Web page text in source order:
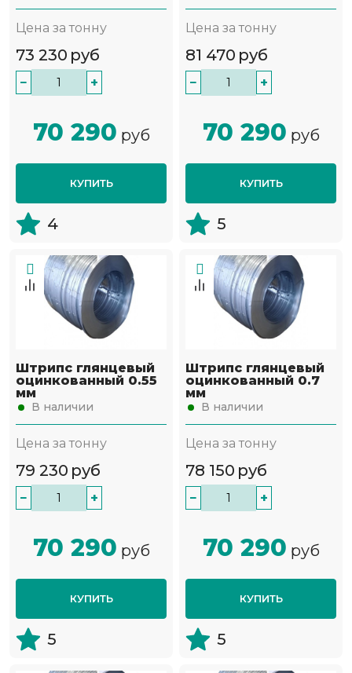
Цена за тонну
73 230 руб
− +
70 290 руб
КУПИТЬ
4
Цена за тонну
81 470 руб
− +
70 290 руб
КУПИТЬ
5
Штрипс глянцевый
оцинкованный 0.55
мм
В наличии
Цена за тонну
79 230 руб
− +
70 290 руб
КУПИТЬ
5
Штрипс глянцевый
оцинкованный 0.7
мм
В наличии
Цена за тонну
78 150 руб
− +
70 290 руб
КУПИТЬ
5